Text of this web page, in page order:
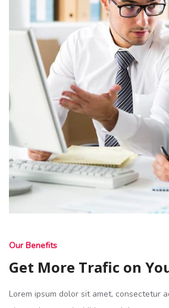
Our Benefits
Get More Trafic on
Lorem ipsum dolor sit amet, consectetur